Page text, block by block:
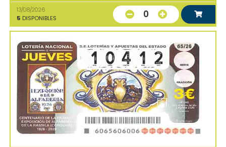
13/08/2026
5 DISPONIBLES 0